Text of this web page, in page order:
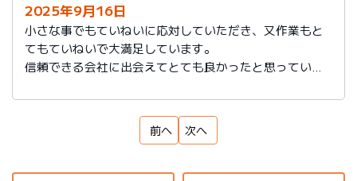
2025年9月16日
小さな事でもていねいに応対していただき、又作業もと
てもていねいで大満足しています。
信頼できる会社に出会えてとても良かったと思っていま
前へ 次へ